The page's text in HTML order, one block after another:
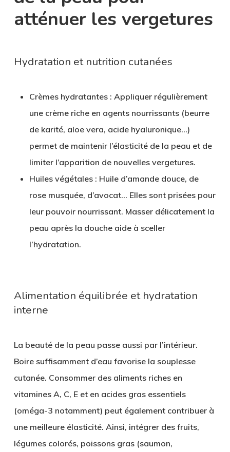
atténuer les vergetures
Hydratation et nutrition cutanées
Crèmes hydratantes: Appliquer régulièrement
une crème riche en agents nourrissants (beurre
de karité, aloe vera, acide hyaluronique…)
permet de maintenir l’élasticité de la peau et de
limiter l’apparition de nouvelles vergetures.
Huiles végétales: Huile d’amande douce, de
rose musquée, d’avocat… Elles sont prisées pour
leur pouvoir nourrissant. Masser délicatement la
peau après la douche aide à sceller
l’hydratation.
Alimentation équilibrée et hydratation
interne
La beauté de la peau passe aussi par l’intérieur.
Boire suffisamment d’eau favorise la souplesse
cutanée. Consommer des aliments riches en
vitamines A, C, E et en acides gras essentiels
(oméga-3 notamment) peut également contribuer à
une meilleure élasticité. Ainsi, intégrer des fruits,
légumes colorés, poissons gras (saumon,